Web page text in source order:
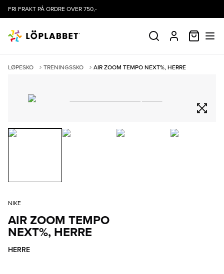
FRI FRAKT PÅ ORDRE OVER 750,-
SØK PROFIL
LØPESKO TRENINGSSKO AIR ZOOM TEMPO NEXT%, HERRE
NIKE
AIR ZOOM TEMPO
NEXT%, HERRE
HERRE